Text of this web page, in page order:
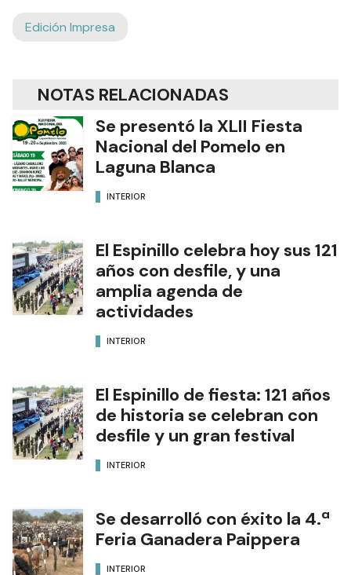
Edición Impresa
NOTAS RELACIONADAS
Se presentó la XLII Fiesta
Nacional del Pomelo en
Laguna Blanca
INTERIOR
El Espinillo celebra hoy sus 121
años con desfile, y una
amplia agenda de
actividades
INTERIOR
El Espinillo de fiesta: 121 años
de historia se celebran con
desfile y un gran festival
INTERIOR
Se desarrolló con éxito la 4.ª
Feria Ganadera Paippera
INTERIOR